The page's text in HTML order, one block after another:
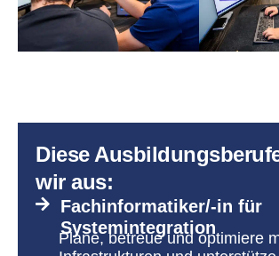
Diese
wir aus:
Fachinformatiker/-in für
Systemintegration
Plane, betreue und optimiere